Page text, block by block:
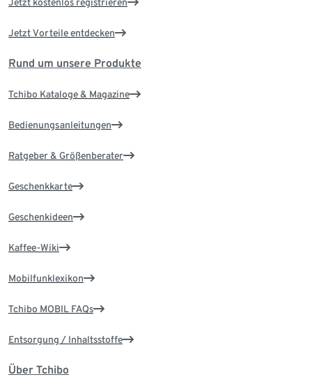
Jetzt Vorteile entdecken
Rund um unsere Produkte
Tchibo Kataloge & Magazine
Bedienungsanleitungen
Ratgeber & Größenberater
Geschenkkarte
Geschenkideen
Kaffee-Wiki
Mobilfunklexikon
Tchibo MOBIL FAQs
Entsorgung / Inhaltsstoffe
Über Tchibo